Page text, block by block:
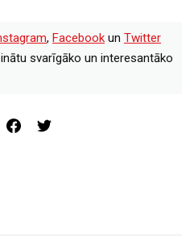
, Facebook un Twitter
svarīgāko un interesantāko